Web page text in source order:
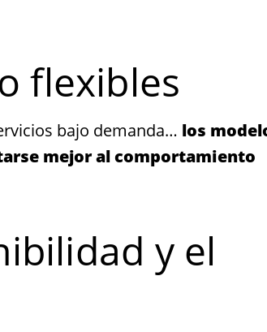
flexibles
bajo demanda… los
mejor al comportamiento
y el